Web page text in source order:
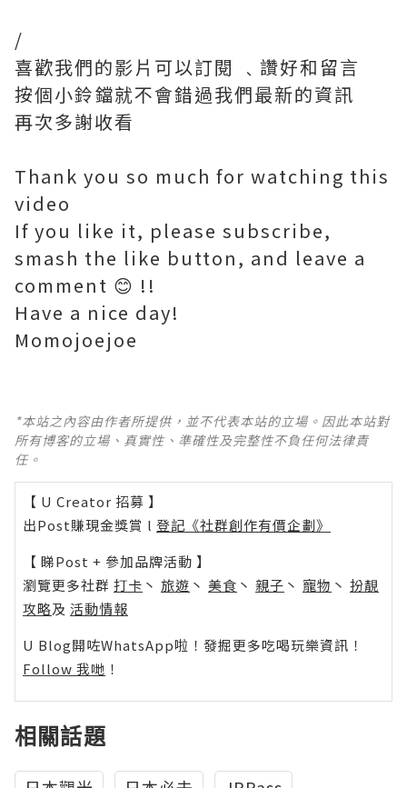
/
喜歡我們的影片可以訂閱 ﹑讚好和留言
按個小鈴鐺就不會錯過我們最新的資訊
再次多謝收看
Thank you so much for watching this
video
If you like it, please subscribe,
smash the like button, and leave a
comment 😊 !!
Have a nice day!
Momojoejoe
*本站之內容由作者所提供，並不代表本站的立場。因此本站對
所有博客的立場、真實性、準確性及完整性不負任何法律責
任。
【 U Creator 招募 】
出Post賺現金獎賞 l 登記《社群創作有價企劃》
【 睇Post + 參加品牌活動 】
瀏覽更多社群 打卡 丶 旅遊 丶 美食 丶 親子 丶 寵物 丶 扮靚
攻略及 活動情報
U Blog開咗WhatsApp啦！發掘更多吃喝玩樂資訊！
Follow 我哋 ！
相關話題